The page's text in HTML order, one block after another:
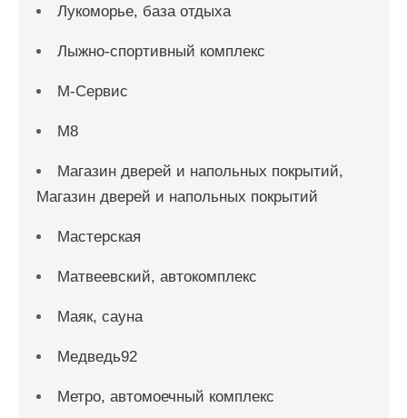
Лукоморье, база отдыха
Лыжно-спортивный комплекс
М-Сервис
М8
Магазин дверей и напольных покрытий,
Магазин дверей и напольных покрытий
Мастерская
Матвеевский, автокомплекс
Маяк, сауна
Медведь92
Метро, автомоечный комплекс